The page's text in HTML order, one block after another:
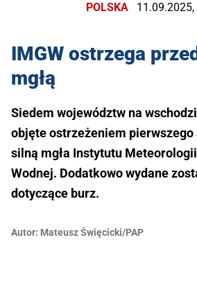
POLSKA
IMGW ostrzega
mgłą
Siedem województw na
objęte ostrzeżeniem pierwszego
silną mgła Instytutu
Wodnej. Dodatkowo wydane
dotyczące burz.
Autor: Mateusz Święcicki/PAP